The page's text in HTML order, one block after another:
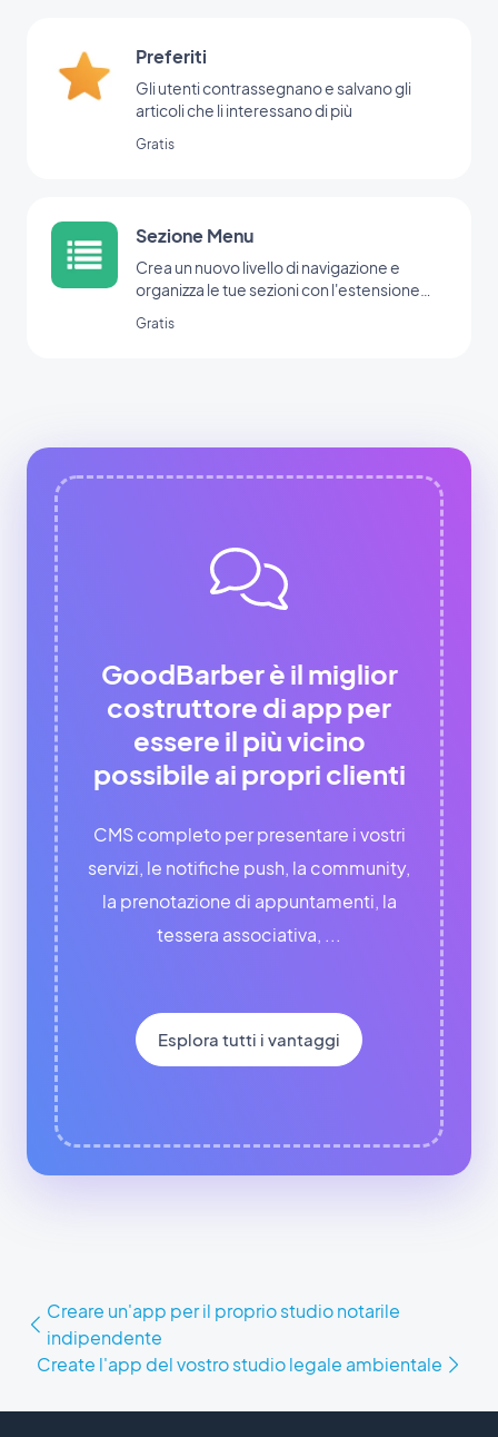
Preferiti
Gli utenti contrassegnano e salvano gli
articoli che li interessano di più
Gratis
Sezione Menu
Crea un nuovo livello di navigazione e
organizza le tue sezioni con l'estensione
Gratis
GoodBarber è il miglior
costruttore di app per
essere il più vicino
possibile ai propri clienti
CMS completo per presentare i vostri
servizi, le notifiche push, la community,
la prenotazione di appuntamenti, la
tessera associativa, ...
Esplora tutti i vantaggi
Creare un'app per il proprio studio notarile
indipendente
Create l'app del vostro studio legale ambientale